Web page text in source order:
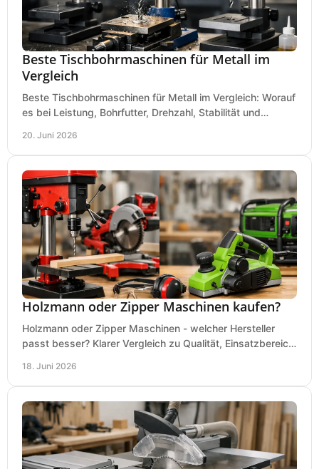
Beste Tischbohrmaschinen für Metall im
Vergleich
Beste Tischbohrmaschinen für Metall im Vergleich: Worauf
es bei Leistung, Bohrfutter, Drehzahl, Stabilität und
20. Juni 2026
Holzmann oder Zipper Maschinen kaufen?
Holzmann oder Zipper Maschinen - welcher Hersteller
passt besser? Klarer Vergleich zu Qualität, Einsatzbereich,
18. Juni 2026